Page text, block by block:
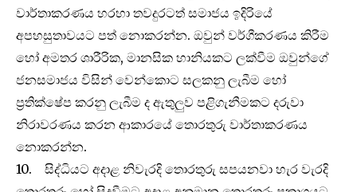
වාර්තාකරණය හරහා තවදුරටත් සමාජය ඉදිරියේ
අපහසුතාවයට පත් නොකරන්න. ඔවුන් වර්ගීකරණය කිරීම
හෝ අමතර ශාරීරික, මානසික හානියකට ලක්වීම ඔවුන්ගේ
ජනසමාජය විසින් වෙන්කොට සලකනු ලැබීම හෝ
ප‍්‍රතික්ෂේප කරනු ලැබීම ද ඇතුලුව පළිගැනීමකට දරුවා
නිරාවරණය කරන ආකාරයේ තොරතුරු වාර්තාකරණය
නොකරන්න.
10. සිද්ධියට අදාළ නිවැරදි තොරතුරු සපයනවා හැර වැරදි